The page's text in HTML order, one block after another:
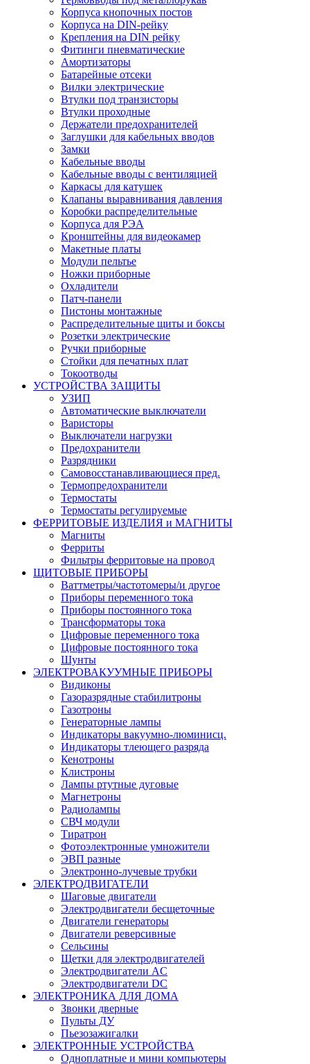
Корпуса кнопочных постов
Корпуса на DIN-рейку
Крепления на DIN рейку
Фитинги пневматические
Амортизаторы
Батарейные отсеки
Вилки электрические
Втулки под транзисторы
Втулки проходные
Держатели предохранителей
Заглушки для кабельных вводов
Замки
Кабельные вводы
Кабельные вводы с вентиляцией
Каркасы для катушек
Клапаны выравнивания давления
Коробки распределительные
Корпуса для РЭА
Кронштейны для видеокамер
Макетные платы
Модули пельтье
Ножки приборные
Охладители
Патч-панели
Пистоны монтажные
Распределительные щиты и боксы
Розетки электрические
Ручки приборные
Стойки для печатных плат
Токоотводы
УСТРОЙСТВА ЗАЩИТЫ
УЗИП
Автоматические выключатели
Варисторы
Выключатели нагрузки
Предохранители
Разрядники
Самовосстанавливающиеся пред.
Термопредохранители
Термостаты
Термостаты регулируемые
ФЕРРИТОВЫЕ ИЗДЕЛИЯ и МАГНИТЫ
Магниты
Ферриты
Фильтры ферритовые на провод
ЩИТОВЫЕ ПРИБОРЫ
Ваттметры/частотомеры/и другое
Приборы переменного тока
Приборы постоянного тока
Трансформаторы тока
Цифровые переменного тока
Цифровые постоянного тока
Шунты
ЭЛЕКТРОВАКУУМНЫЕ ПРИБОРЫ
Видиконы
Газоразрядные стабилитроны
Газотроны
Генераторные лампы
Индикаторы вакуумно-люминисц.
Индикаторы тлеющего разряда
Кенотроны
Клистроны
Лампы ртутные дуговые
Магнетроны
Радиолампы
СВЧ модули
Тиратрон
Фотоэлектронные умножители
ЭВП разные
Электронно-лучевые трубки
ЭЛЕКТРОДВИГАТЕЛИ
Шаговые двигатели
Электродвигатели бесщеточные
Двигатели генераторы
Двигатели реверсивные
Сельсины
Щетки для электродвигателей
Электродвигатели AC
Электродвигатели DC
ЭЛЕКТРОНИКА ДЛЯ ДОМА
Звонки дверные
Пульты ДУ
Пьезозажигалки
ЭЛЕКТРОННЫЕ УСТРОЙСТВА
Одноплатные и мини компьютеры